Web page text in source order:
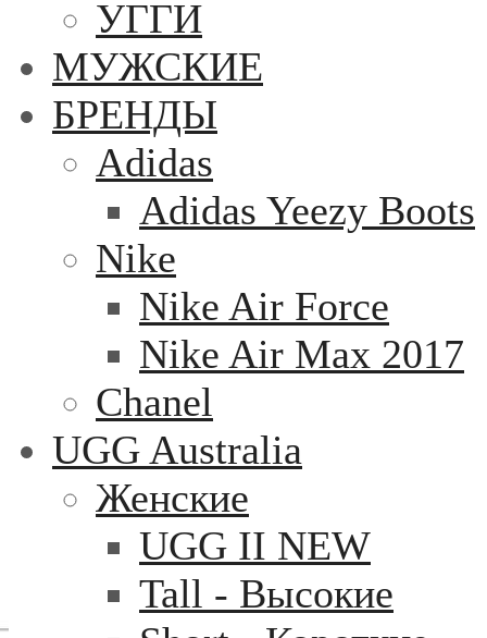
УГГИ
МУЖСКИЕ
БРЕНДЫ
Adidas
Adidas Yeezy Boots
Nike
Nike Air Force
Nike Air Max 2017
Chanel
UGG Australia
Женские
UGG II NEW
Tall - Высокие